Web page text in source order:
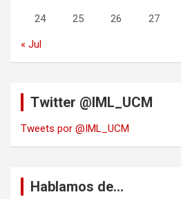
24 25 26 27
« Jul
Twitter @IML_UCM
Tweets por @IML_UCM
Hablamos de…